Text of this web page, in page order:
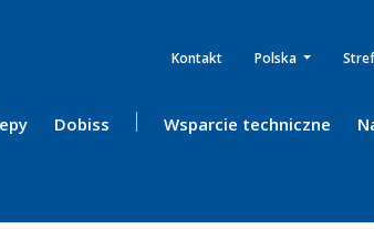
Kontakt Polska
Dobiss Wsparcie techniczne